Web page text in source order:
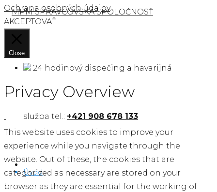
24 hodinový dispečing a havarijná
služba tel.: +421 908 678 133
Úvod
Ochrana osobných údajov.
AKCEPTOVAŤ
Close
Privacy Overview
This website uses cookies to improve your
experience while you navigate through the
website. Out of these, the cookies that are
categorized as necessary are stored on your
browser as they are essential for the working of